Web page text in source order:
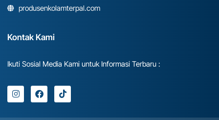
produsenkolamterpal.com
Kontak Kami
Ikuti Sosial Media Kami untuk Informasi Terbaru :